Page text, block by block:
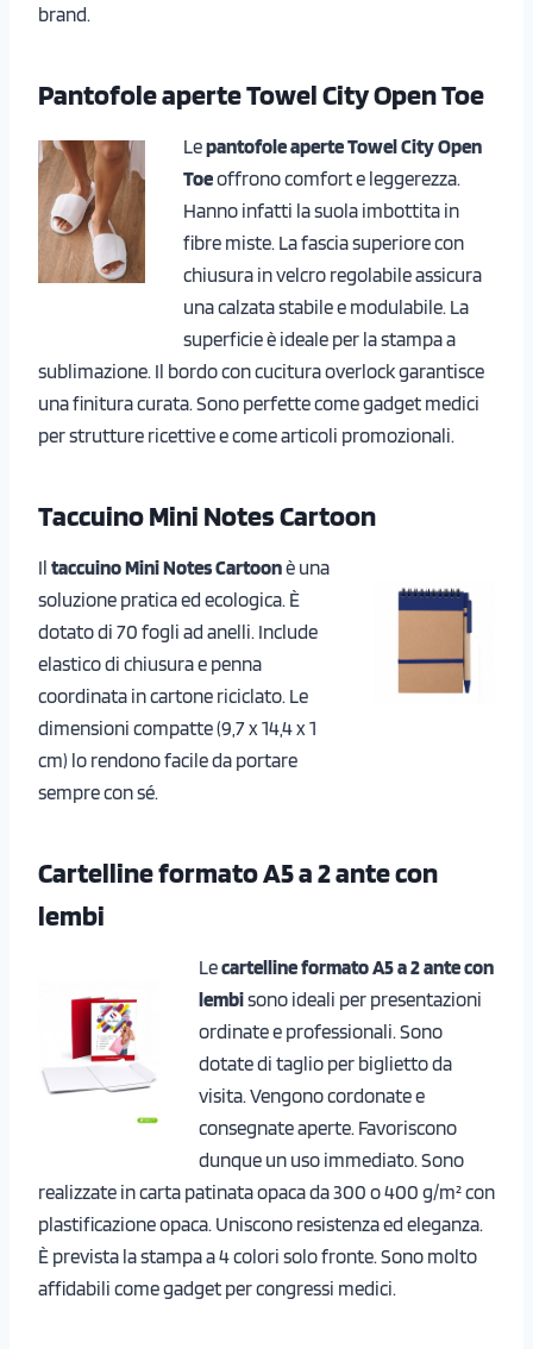
brand.
Pantofole aperte Towel City Open Toe
Lepantofole aperte Towel City Open
Toeoffrono comfort e leggerezza.
Hanno infatti la suola imbottita in
fibre miste. La fascia superiore con
chiusura in velcro regolabile assicura
una calzata stabile e modulabile. La
superficie è ideale per la stampa a
sublimazione. Il bordo con cucitura overlock garantisce
una finitura curata. Sono perfette come gadget medici
per strutture ricettive e come articoli promozionali.
Taccuino Mini Notes Cartoon
Il taccuino Mini Notes Cartoonè una
soluzione pratica ed ecologica. È
dotato di 70 fogli ad anelli. Include
elastico di chiusura e penna
coordinata in cartone riciclato. Le
dimensioni compatte (9,7 x 14,4 x 1
cm) lo rendono facile da portare
sempre con sé.
Cartelline formato A5 a 2 ante con
lembi
Lecartelline formato A5 a 2 ante con
lembisono ideali per presentazioni
ordinate e professionali. Sono
dotate di taglio per biglietto da
visita. Vengono cordonate e
consegnate aperte. Favoriscono
dunque un uso immediato. Sono
realizzate in carta patinata opaca da 300 o 400 g/m² con
plastificazione opaca. Uniscono resistenza ed eleganza.
È prevista la stampa a 4 colori solo fronte. Sono molto
affidabili come gadget per congressi medici.